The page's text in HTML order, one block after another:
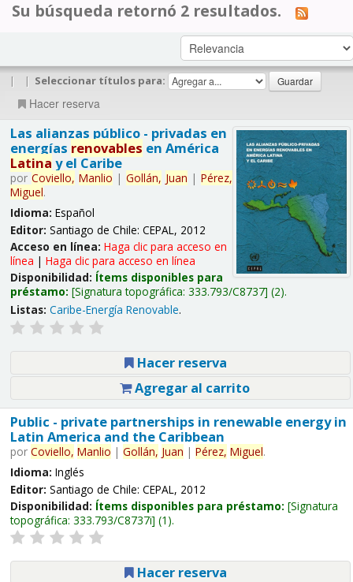
Su búsqueda retornó 2 resultados.
| | Seleccionar títulos para:
Hacer reserva
Las alianzas público - privadas en
energías renovables en América
Latina y el Caribe
por Coviello, Manlio | Gollán, Juan | Pérez,
Miguel.
Idioma: Español
Editor: Santiago de Chile: CEPAL, 2012
Acceso en línea: Haga clic para acceso en
línea | Haga clic para acceso en línea
Disponibilidad: Ítems disponibles para
préstamo: Signatura topográfica: 333.793/C8737 (2).
Listas: Caribe-Energía Renovable.
Hacer reserva
Agregar al carrito
Public - private partnerships in renewable energy in
Latin America and the Caribbean
por Coviello, Manlio | Gollán, Juan | Pérez, Miguel.
Idioma: Inglés
Editor: Santiago de Chile: CEPAL, 2012
Disponibilidad: Ítems disponibles para préstamo: Signatura
topográfica: 333.793/C8737i (1).
Hacer reserva